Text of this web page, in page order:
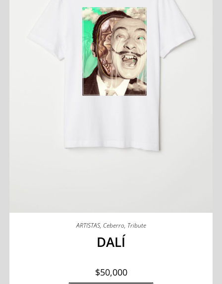
ARTISTAS, Ceberro, Tribute
DALÍ
$50,000